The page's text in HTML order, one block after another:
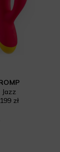
Jazz
199 zł